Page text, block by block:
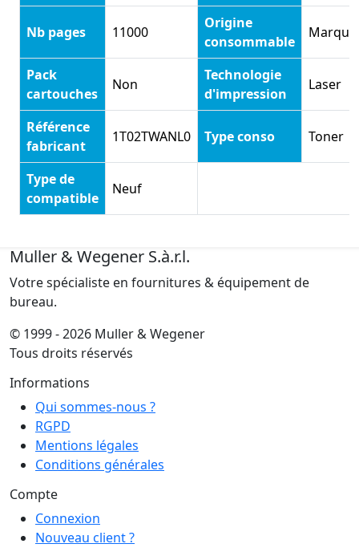
Nb pages 11000
Origine
consommable
Marque
Pack
cartouches
Non
Technologie
d'impression
Laser
Référence
fabricant
1T02TWANL0 Type conso Toner
Type de
compatible
Neuf
Muller & Wegener S.à.r.l.
Votre spécialiste en fournitures & équipement de
bureau.
© 1999 - 2026 Muller & Wegener
Tous droits réservés
Informations
Qui sommes-nous ?
RGPD
Mentions légales
Conditions générales
Compte
Connexion
Nouveau client ?